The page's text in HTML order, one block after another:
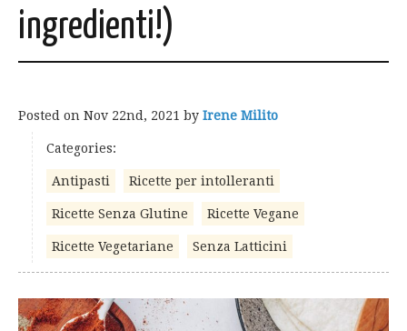
ingredienti!)
Posted on Nov 22nd, 2021 by Irene Milito
Categories:
Antipasti Ricette per intolleranti
Ricette Senza Glutine Ricette Vegane
Ricette Vegetariane Senza Latticini